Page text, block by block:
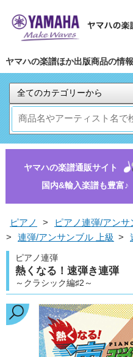
ヤマハの楽譜ほか出版商品の情報
ヤマハの楽譜通販サイト
国内&輸入楽譜も豊富♪
ピアノ >
ピアノ連弾/アンサ
>
連弾/アンサンブル 上級 >
ピアノ連弾
熱くなる！速弾き連弾
～クラシック編♯2～